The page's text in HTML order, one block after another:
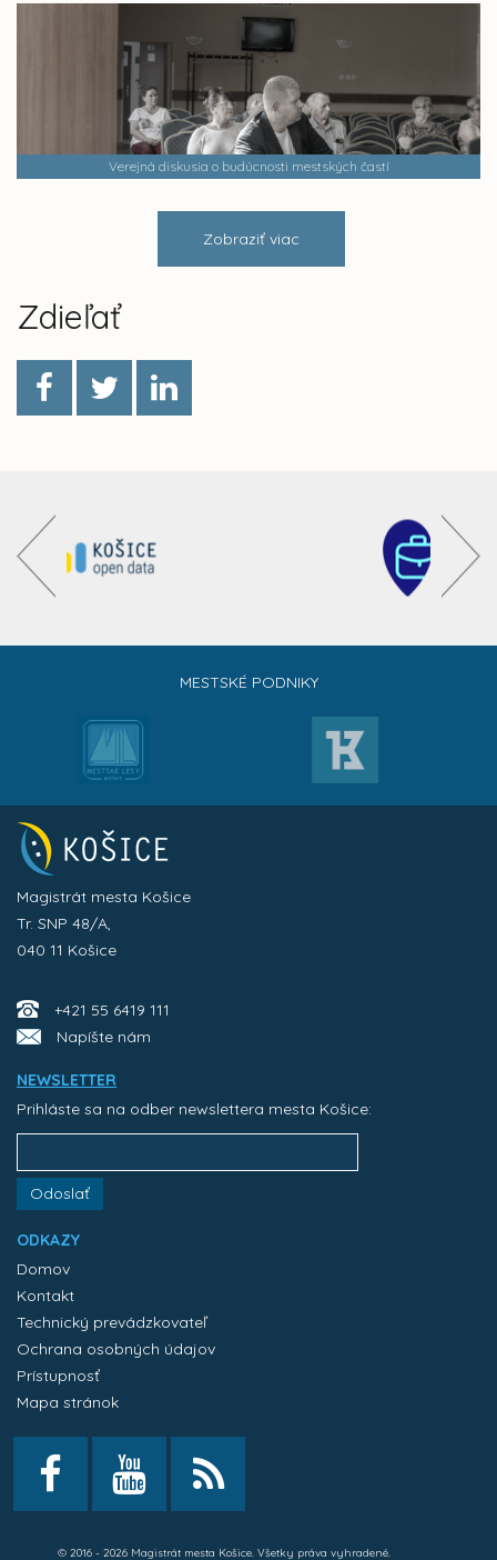
Verejná diskusia o budúcnosti mestských častí
Zobraziť viac
Zdieľať
MESTSKÉ PODNIKY
Magistrát mesta Košice
Tr. SNP 48/A,
040 11 Košice
+421 55 6419 111
Napíšte nám
NEWSLETTER
Prihláste sa na odber newslettera mesta Košice:
Odoslať
ODKAZY
Domov
Kontakt
Technický prevádzkovateľ
Ochrana osobných údajov
Prístupnosť
Mapa stránok
© 2016 - 2026 Magistrát mesta Košice. Všetky práva vyhradené.